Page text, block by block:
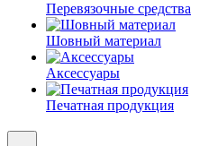
Перевязочные средства
Шовный материал
Аксессуары
Печатная продукция